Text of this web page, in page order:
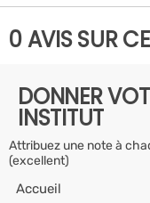
0 AVIS SUR
DONNER
INSTITUT
Attribuez une note à
(excellent)
Accueil